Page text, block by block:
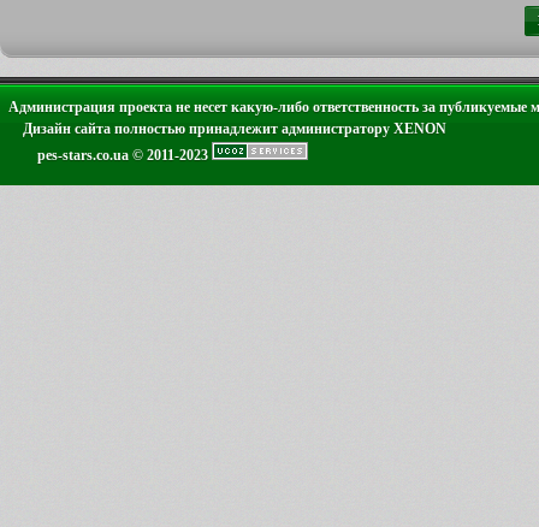
Администрация проекта не несет какую-либо ответственность за публикуемые
Дизайн сайта полностью принадлежит администратору XENON
pes-stars.co.ua © 2011-2023